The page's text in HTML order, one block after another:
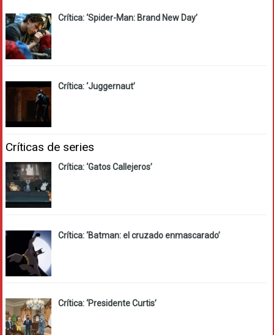
Crítica: ‘Spider-Man: Brand New Day’
Crítica: ‘Juggernaut’
Críticas de series
Crítica: ‘Gatos Callejeros’
Crítica: ‘Batman: el cruzado enmascarado’
Crítica: ‘Presidente Curtis’